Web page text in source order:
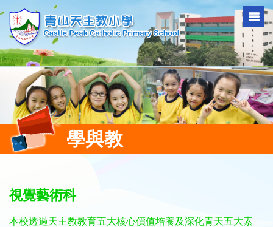
學與教
視覺藝術科
本校透過天主教教育五大核心價值培養及深化青天五大素